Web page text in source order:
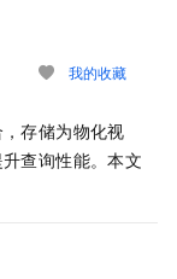
我的收藏
存储为物化视
查询性能。本文